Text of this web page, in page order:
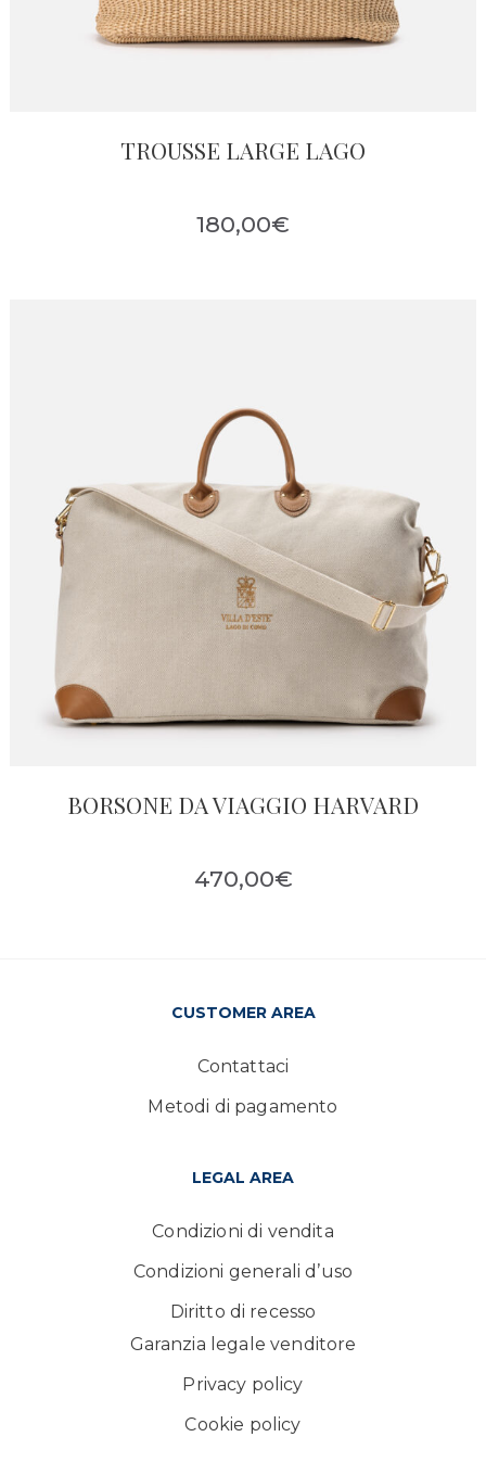
TROUSSE LARGE LAGO
180,00€
BORSONE DA VIAGGIO HARVARD
470,00€
CUSTOMER AREA
Contattaci
Metodi di pagamento
LEGAL AREA
Condizioni di vendita
Condizioni generali d’uso
Diritto di recesso
Garanzia legale venditore
Privacy policy
Cookie policy